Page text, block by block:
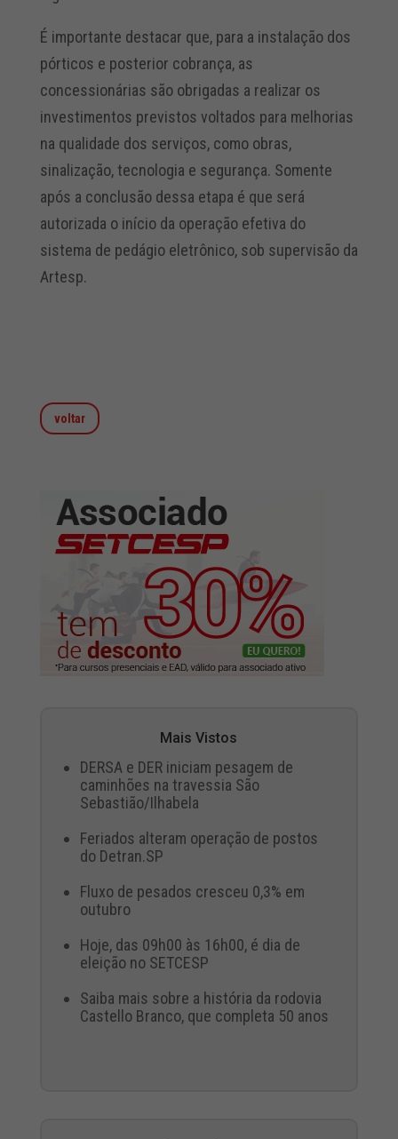
É importante destacar que, para a instalação dos
pórticos e posterior cobrança, as
concessionárias são obrigadas a realizar os
investimentos previstos voltados para melhorias
na qualidade dos serviços, como obras,
sinalização, tecnologia e segurança. Somente
após a conclusão dessa etapa é que será
autorizada o início da operação efetiva do
sistema de pedágio eletrônico, sob supervisão da
Artesp.
voltar
Mais Vistos
DERSA e DER iniciam pesagem de
caminhões na travessia São
Sebastião/Ilhabela
Feriados alteram operação de postos
do Detran.SP
Fluxo de pesados cresceu 0,3% em
outubro
Hoje, das 09h00 às 16h00, é dia de
eleição no SETCESP
Saiba mais sobre a história da rodovia
Castello Branco, que completa 50 anos